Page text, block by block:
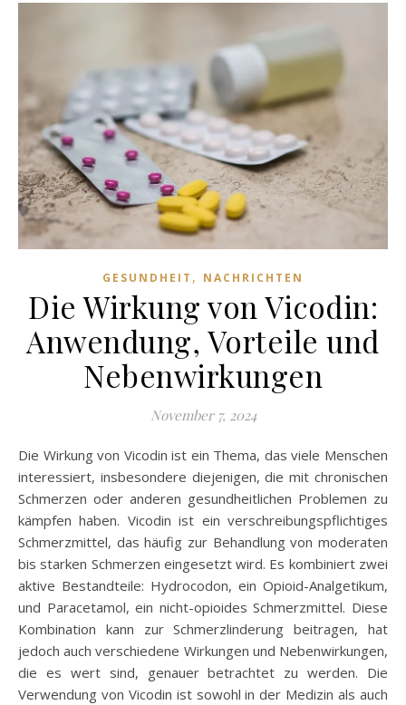
GESUNDHEIT , NACHRICHTEN
Die Wirkung von Vicodin:
Anwendung, Vorteile und
Nebenwirkungen
November 7, 2024
Die Wirkung von Vicodin ist ein Thema, das viele Menschen
interessiert, insbesondere diejenigen, die mit chronischen
Schmerzen oder anderen gesundheitlichen Problemen zu
kämpfen haben. Vicodin ist ein verschreibungspflichtiges
Schmerzmittel, das häufig zur Behandlung von moderaten
bis starken Schmerzen eingesetzt wird. Es kombiniert zwei
aktive Bestandteile: Hydrocodon, ein Opioid-Analgetikum,
und Paracetamol, ein nicht-opioides Schmerzmittel. Diese
Kombination kann zur Schmerzlinderung beitragen, hat
jedoch auch verschiedene Wirkungen und Nebenwirkungen,
die es wert sind, genauer betrachtet zu werden. Die
Verwendung von Vicodin ist sowohl in der Medizin als auch